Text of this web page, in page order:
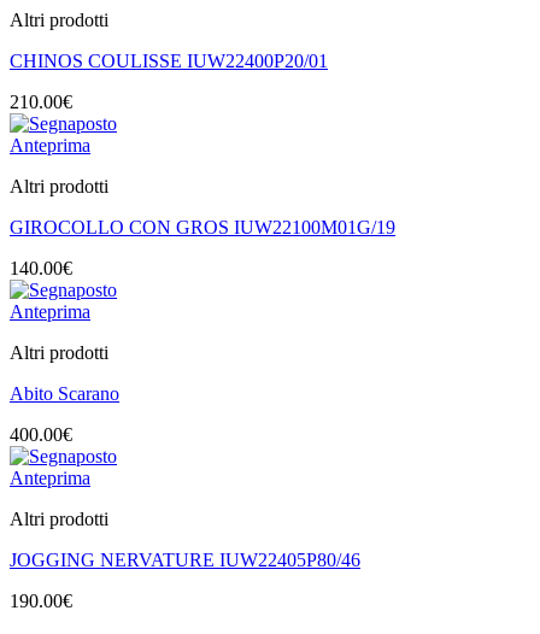
Altri prodotti
CHINOS COULISSE IUW22400P20/01
210.00€
Anteprima
Altri prodotti
GIROCOLLO CON GROS IUW22100M01G/19
140.00€
Anteprima
Altri prodotti
Abito Scarano
400.00€
Anteprima
Altri prodotti
JOGGING NERVATURE IUW22405P80/46
190.00€